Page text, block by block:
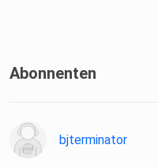
Abonnenten
bjterminator